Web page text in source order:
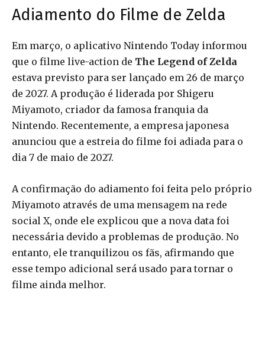
Adiamento do Filme de Zelda
Em março, o aplicativo Nintendo Today informou
que o filme live-action de The Legend of Zelda
estava previsto para ser lançado em 26 de março
de 2027. A produção é liderada por Shigeru
Miyamoto, criador da famosa franquia da
Nintendo. Recentemente, a empresa japonesa
anunciou que a estreia do filme foi adiada para o
dia 7 de maio de 2027.
A confirmação do adiamento foi feita pelo próprio
Miyamoto através de uma mensagem na rede
social X, onde ele explicou que a nova data foi
necessária devido a problemas de produção. No
entanto, ele tranquilizou os fãs, afirmando que
esse tempo adicional será usado para tornar o
filme ainda melhor.